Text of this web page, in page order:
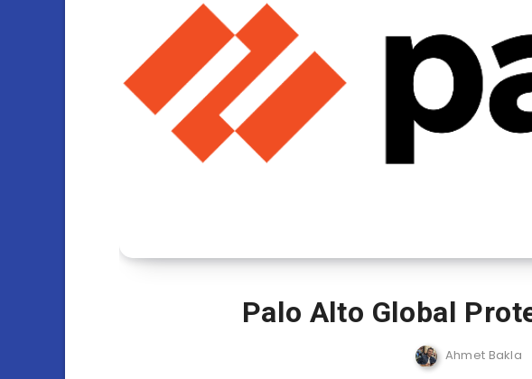
Palo Alto Global
Ahmet Bakla